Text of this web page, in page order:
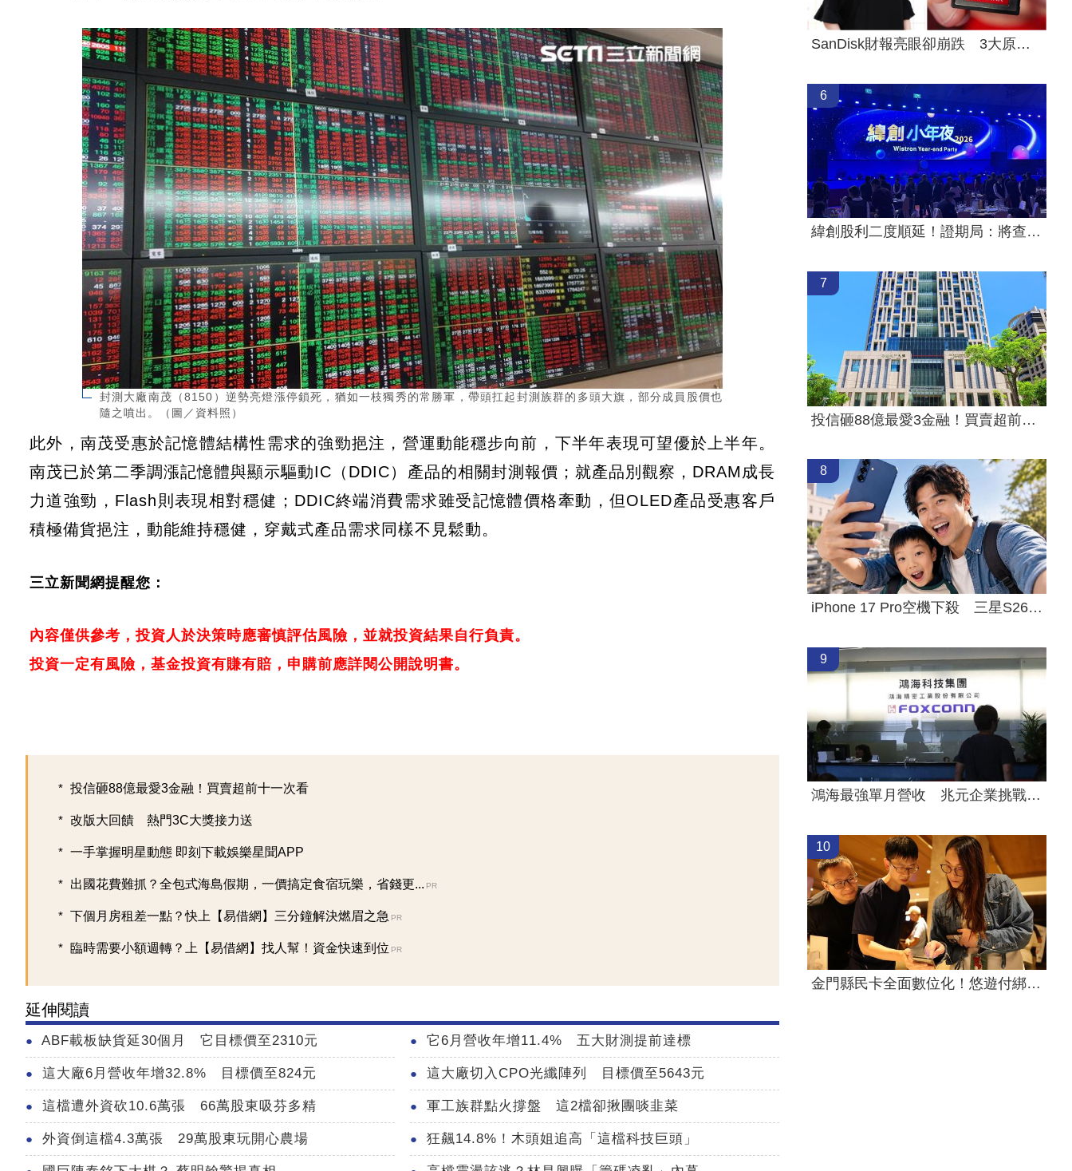
封測大廠南茂（8150）逆勢亮燈漲停鎖死，猶如一枝獨秀的常勝軍，帶頭扛起封測族群的多頭大旗，部分成員股價也
隨之噴出。（圖／資料照）
此外，南茂受惠於記憶體結構性需求的強勁挹注，營運動能穩步向前，下半年表現可望優於上半年。
南茂已於第二季調漲記憶體與顯示驅動IC（DDIC）產品的相關封測報價；就產品別觀察，DRAM成長
力道強勁，Flash則表現相對穩健；DDIC終端消費需求雖受記憶體價格牽動，但OLED產品受惠客戶
積極備貨挹注，動能維持穩健，穿戴式產品需求同樣不見鬆動。
三立新聞網提醒您：
內容僅供參考，投資人於決策時應審慎評估風險，並就投資結果自行負責。
投資一定有風險，基金投資有賺有賠，申購前應詳閱公開說明書。
投信砸88億最愛3金融！買賣超前十一次看
改版大回饋 熱門3C大獎接力送
一手掌握明星動態 即刻下載娛樂星聞APP
出國花費難抓？全包式海島假期，一價搞定食宿玩樂，省錢更... PR
下個月房租差一點？快上【易借網】三分鐘解決燃眉之急 PR
臨時需要小額週轉？上【易借網】找人幫！資金快速到位 PR
延伸閱讀
ABF載板缺貨延30個月 它目標價至2310元 它6月營收年增11.4% 五大財測提前達標
這大廠6月營收年增32.8% 目標價至824元 這大廠切入CPO光纖陣列 目標價至5643元
這檔遭外資砍10.6萬張 66萬股東吸芬多精 軍工族群點火撐盤 這2檔卻揪團啖韭菜
外資倒這檔4.3萬張 29萬股東玩開心農場 狂飆14.8%！木頭姐追高「這檔科技巨頭」
SanDisk財報亮眼卻崩跌 3大原因一次看懂
6
緯創股利二度順延！證期局：將查疏失
7
投信砸88億最愛3金融！買賣超前十一次看
8
iPhone 17 Pro空機下殺 三星S26+降近8千
9
鴻海最強單月營收 兆元企業挑戰月營收兆
10
金門縣民卡全面數位化！悠遊付綁定享便利